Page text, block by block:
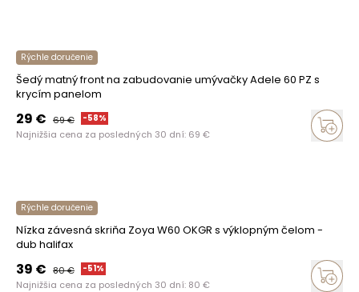
Rýchle doručenie
Šedý matný front na zabudovanie umývačky Adele 60 PZ s
krycím panelom
29 € 69€ -58%
Najnižšia cena za posledných 30 dní: 69 €
Rýchle doručenie
Nízka závesná skriňa Zoya W60 OKGR s výklopným čelom -
dub halifax
39 € 80€ -51%
Najnižšia cena za posledných 30 dní: 80 €